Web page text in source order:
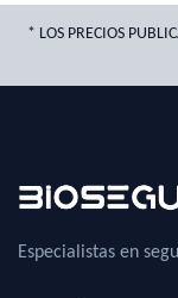
* LOS PRECIOS
Especialistas en